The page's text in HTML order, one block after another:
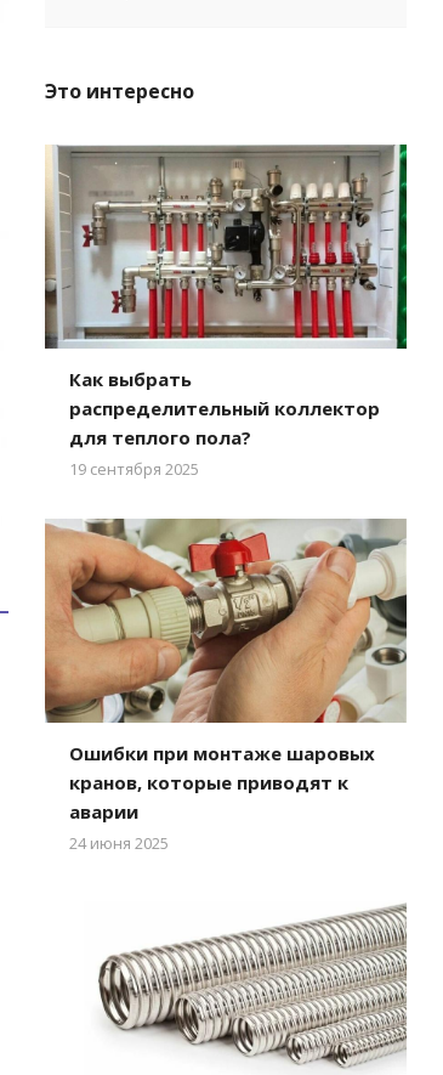
Это интересно
Как выбрать
распределительный коллектор
для теплого пола?
19 сентября 2025
Ошибки при монтаже шаровых
кранов, которые приводят к
аварии
24 июня 2025